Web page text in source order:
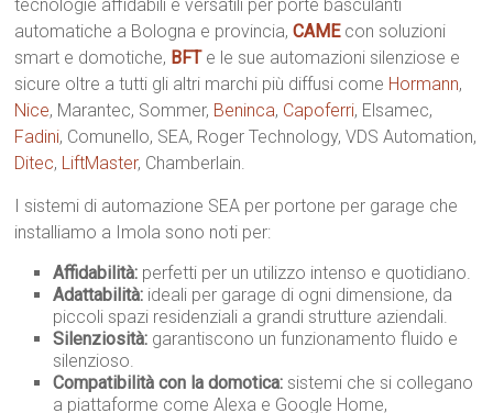
tecnologie affidabili e versatili per porte basculanti
automatiche a Bologna e provincia,CAME con soluzioni
smart e domotiche, BFT e le sue automazioni silenziose e
sicure oltre a tutti gli altri marchi più diffusi come Hormann,
Nice, Marantec, Sommer, Beninca, Capoferri, Elsamec,
Fadini, Comunello, SEA, Roger Technology, VDS Automation,
Ditec, LiftMaster, Chamberlain.
I sistemi di automazione SEA per portone per garage che
installiamo a Imola sono noti per:
Affidabilità: perfetti per un utilizzo intenso e quotidiano.
Adattabilità: ideali per garage di ogni dimensione, da
piccoli spazi residenziali a grandi strutture aziendali.
Silenziosità: garantiscono un funzionamento fluido e
silenzioso.
Compatibilità con la domotica: sistemi che si collegano
a piattaforme come Alexa e Google Home,